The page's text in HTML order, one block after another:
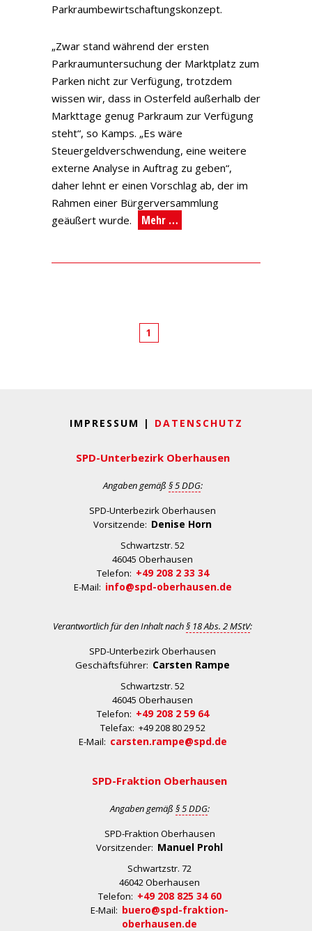
Parkraumbewirtschaftungskonzept.
„Zwar stand während der ersten
Parkraumuntersuchung der Marktplatz zum
Parken nicht zur Verfügung, trotzdem
wissen wir, dass in Osterfeld außerhalb der
Markttage genug Parkraum zur Verfügung
steht“, so Kamps. „Es wäre
Steuergeldverschwendung, eine weitere
externe Analyse in Auftrag zu geben“,
daher lehnt er einen Vorschlag ab, der im
Rahmen einer Bürgerversammlung
geäußert wurde.
Mehr …
1
IMPRESSUM | DATENSCHUTZ
SPD-Unterbezirk Oberhausen
Angaben gemäß § 5 DDG:
SPD-Unterbezirk Oberhausen
Vorsitzende: Denise Horn
Schwartzstr. 52
46045 Oberhausen
Telefon: +49 208 2 33 34
E-Mail: info@spd-oberhausen.de
Verantwortlich für den Inhalt nach§ 18 Abs. 2 MStV:
SPD-Unterbezirk Oberhausen
Geschäftsführer: Carsten Rampe
Schwartzstr. 52
46045 Oberhausen
Telefon: +49 208 2 59 64
Telefax: +49 208 80 29 52
E-Mail: carsten.rampe@spd.de
SPD-Fraktion Oberhausen
Angaben gemäß § 5 DDG:
SPD-Fraktion Oberhausen
Vorsitzender: Manuel Prohl
Schwartzstr. 72
46042 Oberhausen
Telefon: +49 208 825 34 60
E-Mail: buero@spd-fraktion-
oberhausen.de